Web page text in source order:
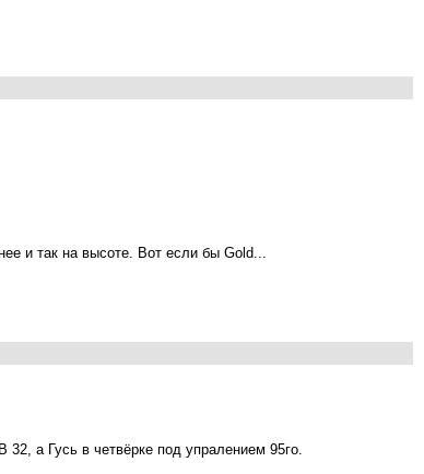
и так на высоте. Вот если бы Gold...
а Гусь в четвёрке под упралением 95го.